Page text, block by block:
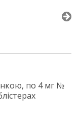
по 4 мг №